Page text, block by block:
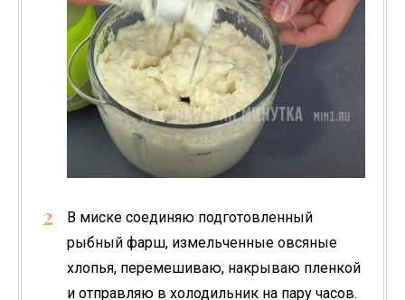
В миске соединяю подготовленный
рыбный фарш, измельченные овсяные
хлопья, перемешиваю, накрываю пленкой
и отправляю в холодильник на пару часов.